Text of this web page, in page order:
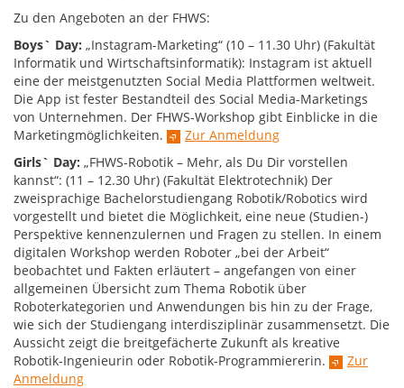
Zu den Angeboten an der FHWS:
Boys` Day: „Instagram-Marketing“ (10 – 11.30 Uhr) (Fakultät
Informatik und Wirtschaftsinformatik): Instagram ist aktuell
eine der meistgenutzten Social Media Plattformen weltweit.
Die App ist fester Bestandteil des Social Media-Marketings
von Unternehmen. Der FHWS-Workshop gibt Einblicke in die
Marketingmöglichkeiten.
Zur Anmeldung
Girls` Day: „FHWS-Robotik – Mehr, als Du Dir vorstellen
kannst“: (11 – 12.30 Uhr) (Fakultät Elektrotechnik) Der
zweisprachige Bachelorstudiengang Robotik/Robotics wird
vorgestellt und bietet die Möglichkeit, eine neue (Studien-)
Perspektive kennenzulernen und Fragen zu stellen. In einem
digitalen Workshop werden Roboter „bei der Arbeit“
beobachtet und Fakten erläutert – angefangen von einer
allgemeinen Übersicht zum Thema Robotik über
Roboterkategorien und Anwendungen bis hin zu der Frage,
wie sich der Studiengang interdisziplinär zusammensetzt. Die
Aussicht zeigt die breitgefächerte Zukunft als kreative
Robotik-Ingenieurin oder Robotik-Programmiererin.
Zur
Anmeldung